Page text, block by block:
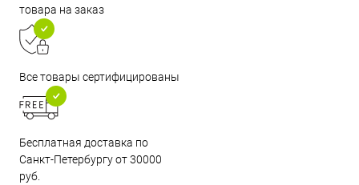
товара на заказ
Все товары сертифицированы
Бесплатная доставка по
Санкт-Петербургу от 30000
руб.